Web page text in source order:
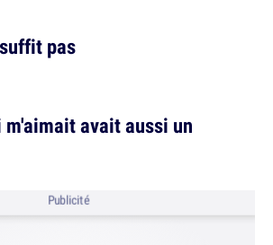
pas
m'aimait avait aussi un
Publicité